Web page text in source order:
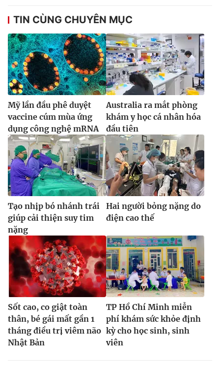
TIN CÙNG CHUYÊN MỤC
Mỹ lần đầu phê duyệt
vaccine cúm mùa ứng
dụng công nghệ mRNA
Australia ra mắt phòng
khám y học cá nhân hóa
đầu tiên
Tạo nhịp bó nhánh trái
giúp cải thiện suy tim
nặng
Hai người bỏng nặng do
điện cao thế
Sốt cao, co giật toàn
thân, bé gái mất gần 1
tháng điều trị viêm não
Nhật Bản
TP Hồ Chí Minh miễn
phí khám sức khỏe định
kỳ cho học sinh, sinh
viên